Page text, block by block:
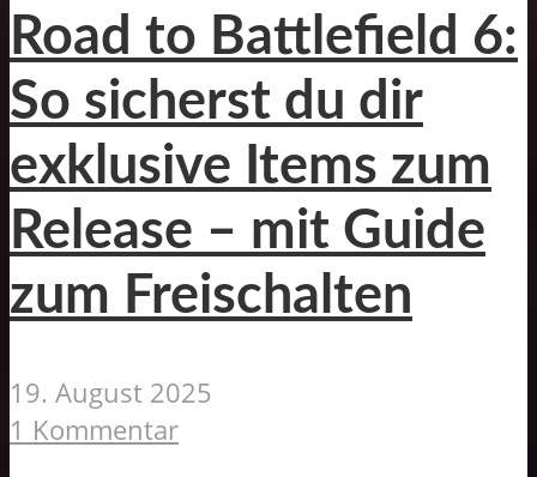
Road to Battlefield 6:
So sicherst du dir
exklusive Items zum
Release – mit Guide
zum Freischalten
19. August 2025
1 Kommentar